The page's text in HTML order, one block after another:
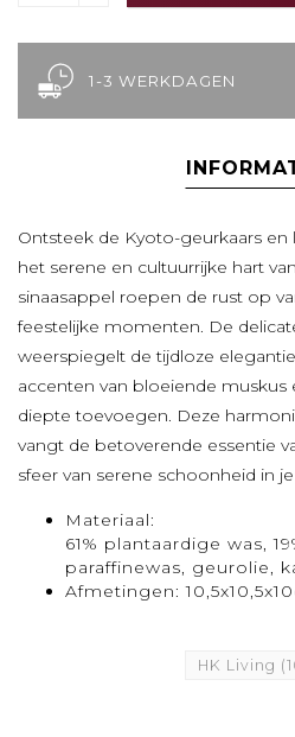
1-3 WERKDAGEN
Ontsteek de Kyoto-geurkaars en
het serene en cultuurrijke hart
sinaasappel roepen de rust op
feestelijke momenten. De
weerspiegelt de tijdloze
accenten van bloeiende muskus
diepte toevoegen. Deze
vangt de betoverende essentie
sfeer van serene schoonheid in je
Materiaal:
61% plantaardige was,
paraffinewas, geurolie,
Afmetingen:
HK Living